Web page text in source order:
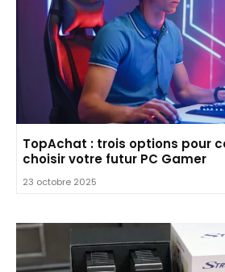
TopAchat : trois options pour
choisir votre futur PC Gamer
23 octobre 2025